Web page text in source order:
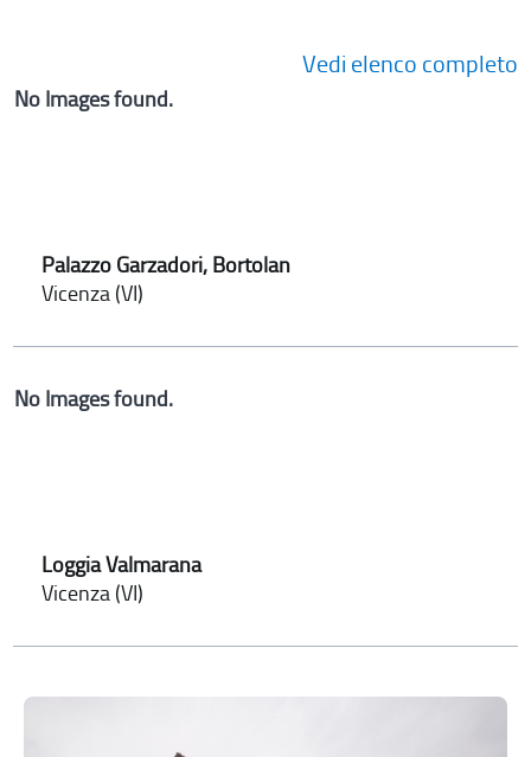
Vedi elenco completo
No Images found.
Palazzo Garzadori, Bortolan
Vicenza (VI)
No Images found.
Loggia Valmarana
Vicenza (VI)